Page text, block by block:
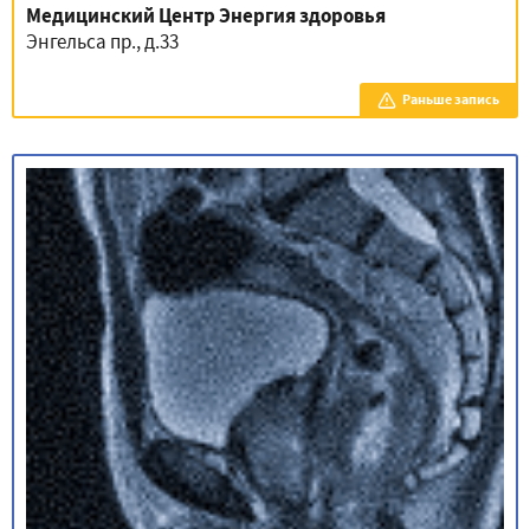
Медицинский Центр Энергия здоровья
Энгельса пр., д.33
Раньше запись